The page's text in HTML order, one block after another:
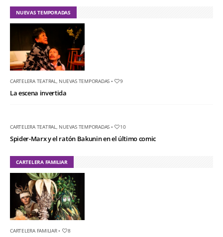
NUEVAS TEMPORADAS
CARTELERA TEATRAL NUEVAS TEMPORADAS • 9
La escena invertida
CARTELERA TEATRAL NUEVAS TEMPORADAS • 10
Spider-Marx y el ratón Bakunin en el último comic
CARTELERA FAMILIAR
CARTELERA FAMILIAR• 8